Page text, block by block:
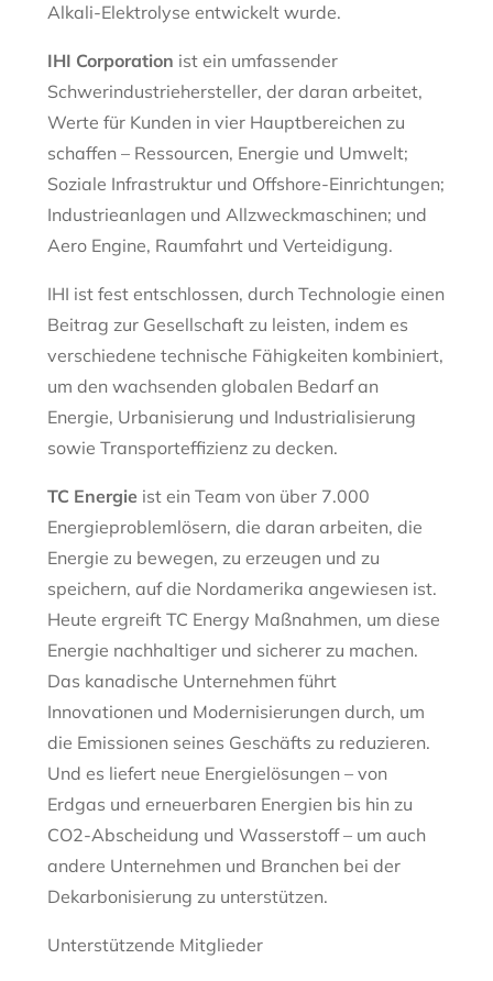
Alkali-Elektrolyse entwickelt wurde.
IHI Corporation ist ein umfassender
Schwerindustriehersteller, der daran arbeitet,
Werte für Kunden in vier Hauptbereichen zu
schaffen – Ressourcen, Energie und Umwelt;
Soziale Infrastruktur und Offshore-Einrichtungen;
Industrieanlagen und Allzweckmaschinen; und
Aero Engine, Raumfahrt und Verteidigung.
IHI ist fest entschlossen, durch Technologie einen
Beitrag zur Gesellschaft zu leisten, indem es
verschiedene technische Fähigkeiten kombiniert,
um den wachsenden globalen Bedarf an
Energie, Urbanisierung und Industrialisierung
sowie Transporteffizienz zu decken.
TC Energie ist ein Team von über 7.000
Energieproblemlösern, die daran arbeiten, die
Energie zu bewegen, zu erzeugen und zu
speichern, auf die Nordamerika angewiesen ist.
Heute ergreift TC Energy Maßnahmen, um diese
Energie nachhaltiger und sicherer zu machen.
Das kanadische Unternehmen führt
Innovationen und Modernisierungen durch, um
die Emissionen seines Geschäfts zu reduzieren.
Und es liefert neue Energielösungen – von
Erdgas und erneuerbaren Energien bis hin zu
CO2-Abscheidung und Wasserstoff – um auch
andere Unternehmen und Branchen bei der
Dekarbonisierung zu unterstützen.
Unterstützende Mitglieder